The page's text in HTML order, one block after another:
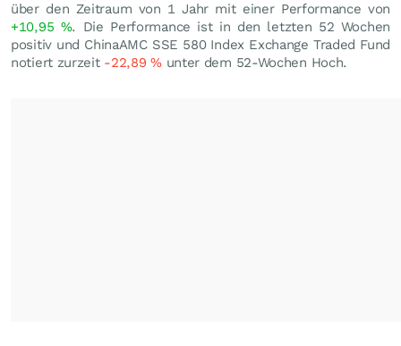
über den Zeitraum von 1 Jahr mit einer Performance von
+10,95 %. Die Performance ist in den letzten 52 Wochen
positiv und ChinaAMC SSE 580 Index Exchange Traded Fund
notiert zurzeit -22,89%unter dem 52-Wochen Hoch.